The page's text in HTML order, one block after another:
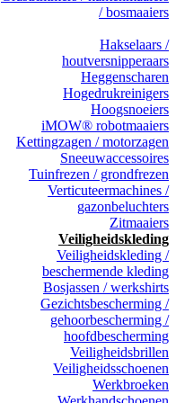
/ bosmaaiers
Hakselaars /
houtversnipperaars
Heggenscharen
Hogedrukreinigers
Hoogsnoeiers
iMOW® robotmaaiers
Kettingzagen / motorzagen
Sneeuwaccessoires
Tuinfrezen / grondfrezen
Verticuteermachines /
gazonbeluchters
Zitmaaiers
Veiligheidskleding
Veiligheidskleding /
beschermende kleding
Bosjassen / werkshirts
Gezichtsbescherming /
gehoorbescherming /
hoofdbescherming
Veiligheidsbrillen
Veiligheidsschoenen
Werkbroeken